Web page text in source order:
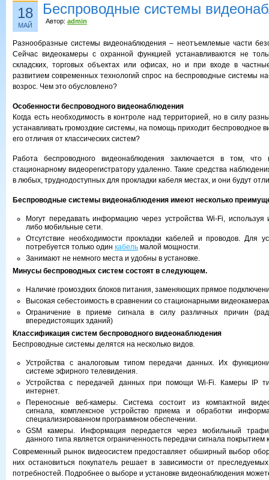
18
МАЙ
Беспроводные системы
Автор: admin
Разнообразные системы видеонаблюдения – неотъемлемые части
Сейчас видеокамеры с охранной функцией устанавливаются не
складских, торговых объектах или офисах, но и при входе в
развитием современных технологий спрос на беспроводные системы
возрос. Чем это обусловлено?
Особенности беспроводного видеонаблюдения
Когда есть необходимость в контроле над территорией, но в силу
устанавливать громоздкие системы, на помощь приходит беспроводное
его отличия от классических систем?
Работа беспроводного видеонаблюдения заключается в том, что
стационарному видеорегистратору удаленно. Такие средства
в любых, труднодоступных для прокладки кабеля местах, и они будут
Беспроводные системы видеонаблюдения имеют несколько
Могут передавать информацию через устройства Wi-Fi, используя
либо мобильные сети.
Отсутствие необходимости прокладки кабелей и проводов. Для
потребуется только один кабель малой мощности.
Занимают не немного места и удобны в установке.
Минусы беспроводных систем состоят в следующем.
Наличие громоздких блоков питания, заменяющих прямое
Высокая себестоимость в сравнении со стационарными
Ограничение в приеме сигнала в силу различных причин
впередистоящих зданий)
Классификация систем беспроводного видеонаблюдения
Беспроводные системы делятся на несколько видов.
Устройства с аналоговым типом передачи данных. Их
системе эфирного телевидения.
Устройства с передачей данных при помощи Wi-Fi. Камеры IP
интернет.
Переносные веб-камеры. Система состоит из компактной
сигнала, комплексное устройство приема и обработки
специализированном программном обеспечении.
GSM камеры. Информация передается через мобильный
данного типа является ограниченность передачи сигнала покрытием
Современный рынок видеосистем предоставляет обширный выбор
них остановиться покупатель решает в зависимости от
потребностей. Подробнее о выборе и установке видеонаблюдения